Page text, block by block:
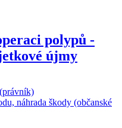
polypů -
újmy
náhrada škody (občanské